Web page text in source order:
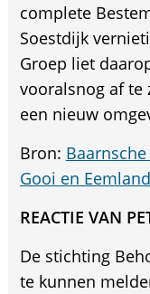
complete
Soestdijk
Groep liet
vooralsnog af te
een nieuw
Bron:
Gooi en
REACTIE VAN
De stichting
te kunnen